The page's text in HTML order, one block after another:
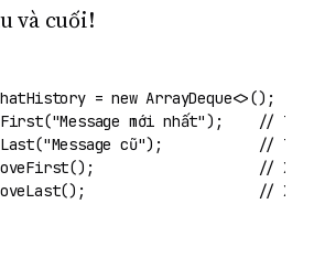
và cuối!
= new ArrayDeque<>();
"Message mới nhất" );
//
"Message cũ");
//
//
//